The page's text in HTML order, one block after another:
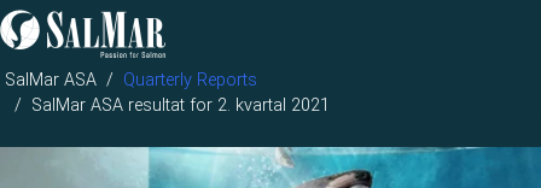
SalMar ASA
Quarterly Reports
SalMar ASA resultat for 2. kvartal 2021